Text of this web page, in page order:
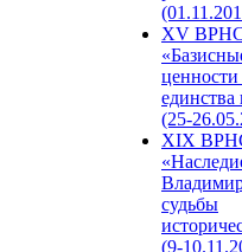
XV
единства
(25-
XIX
судьбы
(9-